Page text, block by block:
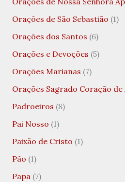
Orações de São Sebastião (1)
Orações dos Santos (6)
Orações e Devoções (5)
Orações Marianas (7)
Orações Sagrado Coração de
Padroeiros (8)
Pai Nosso (1)
Paixão de Cristo (1)
Pão (1)
Papa(7)